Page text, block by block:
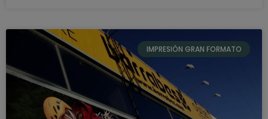
IMPRESIÓN GRAN FORMATO